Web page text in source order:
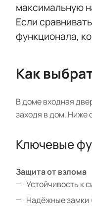
максимальную
Если
функционала,
Как
В доме входная
заходя в дом. Ниже
Ключевые
Защита от взлома
Устойчивость к
Надёжные замки